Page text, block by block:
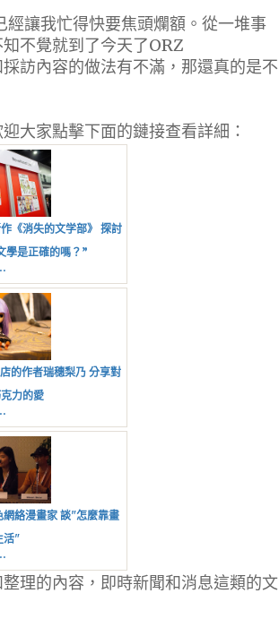
讓我忙得快要焦頭爛額。從一堆事
不覺就到了今天了ORZ
訪內容的做法有不滿，那還真的是不
大家點擊下面的鏈接查看詳細：
《消失的文学部》 探討
學是正確的嗎？”
的作者瑞穗梨乃 分享對
力的愛
絡漫畫家 談"怎麼靠畫
活"
理的內容，即時新聞和消息這類的文